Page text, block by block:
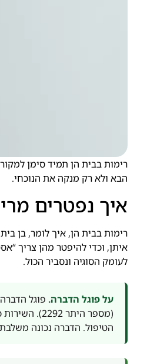
רימות בבית הן תמיד סימן
הבא ולא רק מנקה את הנוכחי.
איך נפטרים
רימות בבית הן, איך לומר, בן
איתן, וכדי להיפטר מהן צריך
לעומק הסוגיה ונסביר הכול.
על פוגל הדברה. פוגל
(מספר היתר
הטיפול. הדברה נכונה